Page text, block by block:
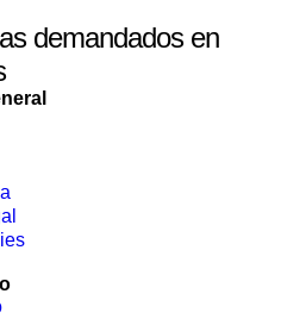
demandados en